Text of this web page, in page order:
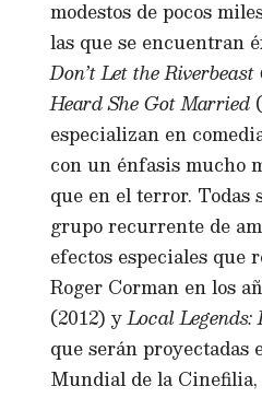
modestos de pocos
las que se encuentran
Don’t Let the
Heard She Got Married
especializan en
con un énfasis mucho
que en el terror. Todas
grupo recurrente de
efectos especiales que
Roger Corman en los
(2012) yLocal
que serán proyectadas
Mundial de la